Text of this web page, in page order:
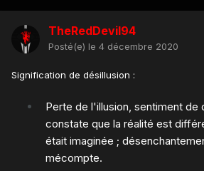
TheRedDevil94
Posté(e) le 4 décembre 2020
Signification de désillusion :
Perte de l'illusion, sentiment de
constate que la réalité est
était imaginée ;
mécompte.